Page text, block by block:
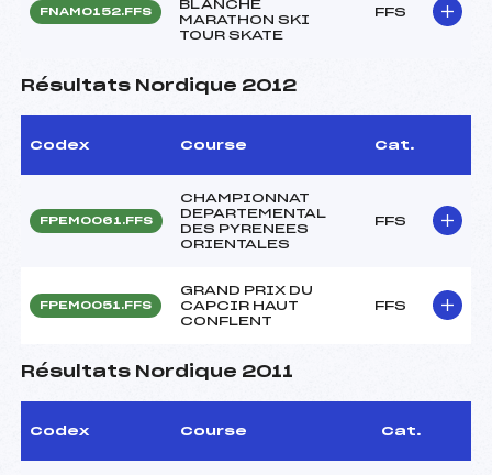
FNAM0152.FFS
BLANCHE
MARATHON SKI
TOUR SKATE
FFS
Résultats Nordique 2012
Codex Course Cat.
FPEM0061.FFS
CHAMPIONNAT
DEPARTEMENTAL
DES PYRENEES
ORIENTALES
FFS
FPEM0051.FFS
GRAND PRIX DU
CAPCIR HAUT
CONFLENT
FFS
Résultats Nordique 2011
Codex Course Cat.